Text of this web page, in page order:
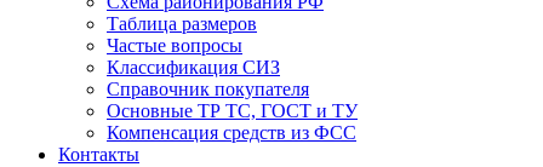
Таблица размеров
Частые вопросы
Классификация СИЗ
Справочник покупателя
Основные ТР ТС, ГОСТ и ТУ
Компенсация средств из ФСС
Контакты